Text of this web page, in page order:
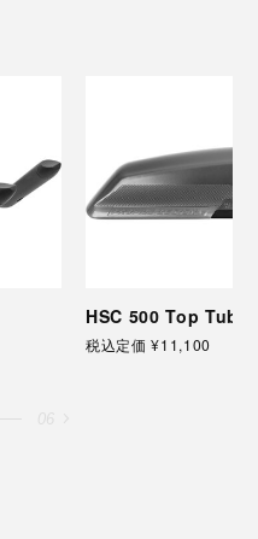
HSC 500 Top Tube
税込定価 ¥11,100